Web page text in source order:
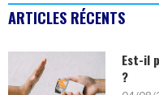
ARTICLES RÉCENTS
Est-il
?